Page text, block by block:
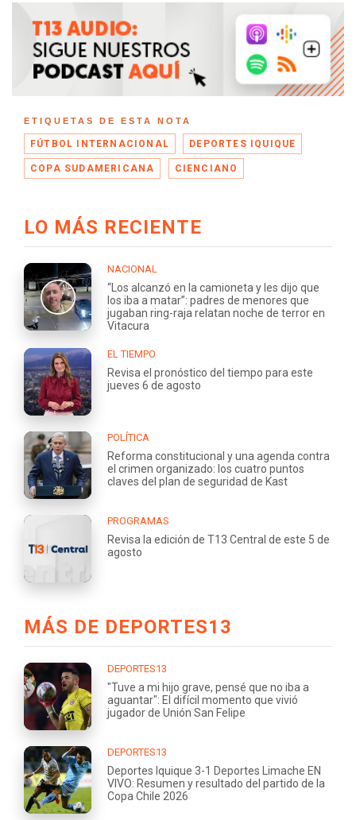
ETIQUETAS DE ESTA NOTA
FÚTBOL INTERNACIONAL DEPORTES IQUIQUE
COPA SUDAMERICANA CIENCIANO
LO MÁS RECIENTE
NACIONAL
“Los alcanzó en la camioneta y les dijo que
los iba a matar”: padres de menores que
jugaban ring-raja relatan noche de terror en
Vitacura
EL TIEMPO
Revisa el pronóstico del tiempo para este
jueves 6 de agosto
POLÍTICA
Reforma constitucional y una agenda contra
el crimen organizado: los cuatro puntos
claves del plan de seguridad de Kast
PROGRAMAS
Revisa la edición de T13 Central de este 5 de
agosto
MÁS DE DEPORTES13
DEPORTES13
"Tuve a mi hijo grave, pensé que no iba a
aguantar": El difícil momento que vivió
jugador de Unión San Felipe
DEPORTES13
Deportes Iquique 3-1 Deportes Limache EN
VIVO: Resumen y resultado del partido de la
Copa Chile 2026